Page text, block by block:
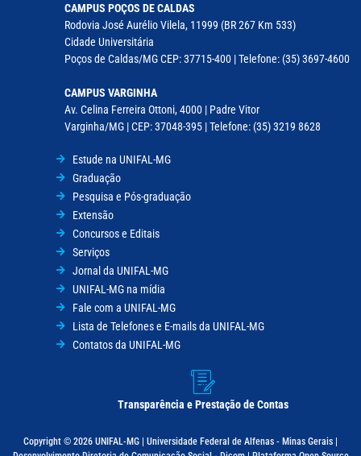
CAMPUS POÇOS DE CALDAS
Rodovia José Aurélio Vilela, 11999 (BR 267 Km 533)
Cidade Universitária
Poços de Caldas/MG CEP: 37715-400 | Telefone: (35) 3697-4600
CAMPUS VARGINHA
Av. Celina Ferreira Ottoni, 4000 | Padre Vitor
Varginha/MG | CEP: 37048-395 | Telefone: (35) 3219 8628
Estude na UNIFAL-MG
Graduação
Pesquisa e Pós-graduação
Extensão
Concursos e Editais
Serviços
Jornal da UNIFAL-MG
UNIFAL-MG na mídia
Fale com a UNIFAL-MG
Lista de Telefones e E-mails da UNIFAL-MG
Contatos da UNIFAL-MG
Transparência e Prestação de Contas
Copyright © 2026 UNIFAL-MG | Universidade Federal de Alfenas - Minas Gerais |